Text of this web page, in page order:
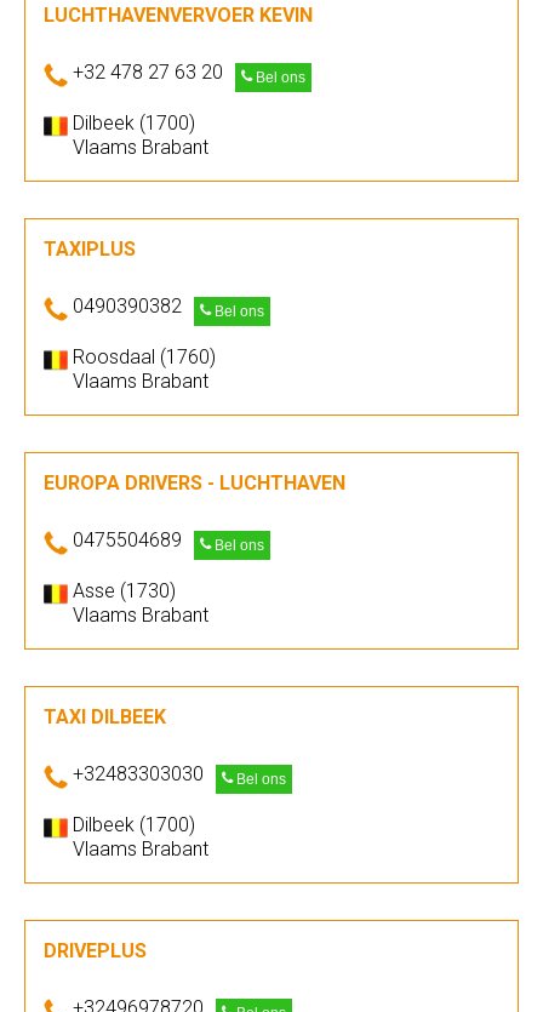
LUCHTHAVENVERVOER KEVIN
+32 478 27 63 20 Bel ons
Dilbeek (1700)
Vlaams Brabant
TAXIPLUS
0490390382 Bel ons
Roosdaal (1760)
Vlaams Brabant
EUROPA DRIVERS - LUCHTHAVEN
0475504689 Bel ons
Asse (1730)
Vlaams Brabant
TAXI DILBEEK
+32483303030 Bel ons
Dilbeek (1700)
Vlaams Brabant
DRIVEPLUS